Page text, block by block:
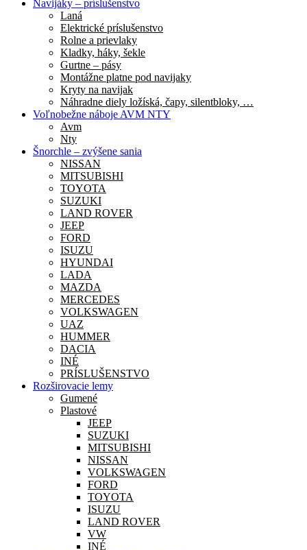
Navijáky – príslušenstvo
Laná
Elektrické príslušenstvo
Rolne a prievlaky
Kladky, háky, šekle
Gurtne – pásy
Montážne platne pod navijaky
Kryty na navijak
Náhradne diely ložíská, čapy, silentbloky, …
Voľnobežne náboje AVM NTY
Avm
Nty
Šnorchle – zvýšene sania
NISSAN
MITSUBISHI
TOYOTA
SUZUKI
LAND ROVER
JEEP
FORD
ISUZU
HYUNDAI
LADA
MAZDA
MERCEDES
VOLKSWAGEN
UAZ
HUMMER
DACIA
INÉ
PRÍSLUŠENSTVO
Rozširovacie lemy
Gumené
Plastové
JEEP
SUZUKI
MITSUBISHI
NISSAN
VOLKSWAGEN
FORD
TOYOTA
ISUZU
LAND ROVER
VW
INÉ